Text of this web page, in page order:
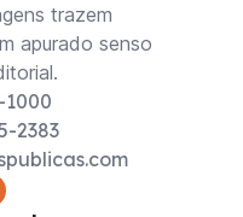
trazem
apurado senso
1000
2383